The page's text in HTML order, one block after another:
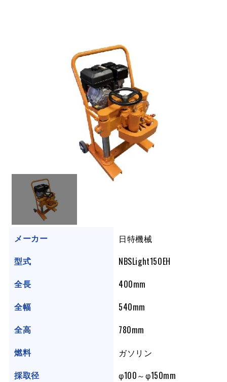
メーカー 日特機械
型式 NBSLight150EH
全長 400mm
全幅 540mm
全高 780mm
燃料 ガソリン
採取径 φ100～φ150mm